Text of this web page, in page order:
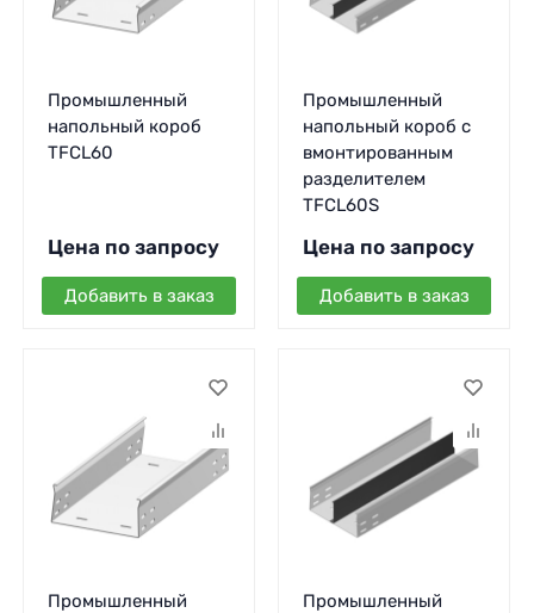
Промышленный
напольный короб
TFCL60
Цена по запросу
Добавить в заказ
Промышленный
напольный короб с
вмонтированным
разделителем
TFCL60S
Цена по запросу
Добавить в заказ
Промышленный
Промышленный